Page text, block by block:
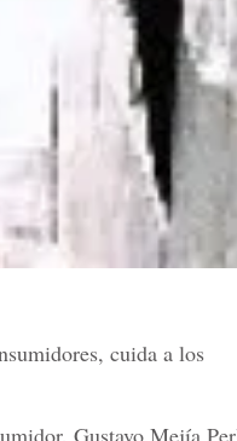
cuida a los
Gustavo Mejía